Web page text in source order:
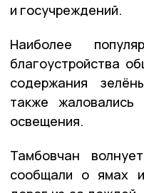
и госучреждений.
Наиболее
благоустройства
содержания
также жаловались
освещения.
Тамбовчан
сообщали о ямах